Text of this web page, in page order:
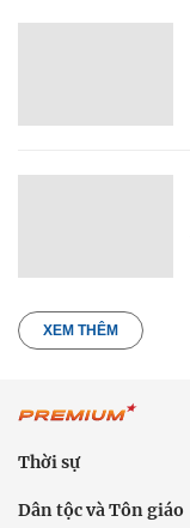
XEM THÊM
Thời sự
Dân tộc và Tôn giáo